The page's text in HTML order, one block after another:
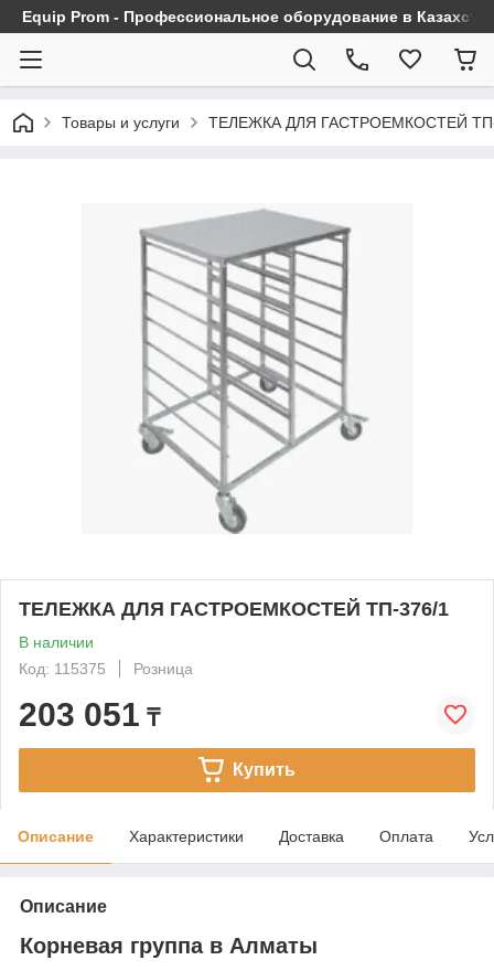
Equip Prom - Профессиональное оборудование в
Товары и услуги ТЕЛЕЖКА ДЛЯ ГАСТРОЕМКОСТЕЙ
ТЕЛЕЖКА ДЛЯ ГАСТРОЕМКОСТЕЙ ТП-376/1
В наличии
Код: 115375
Розница
203 051 ₸
Купить
Описание Характеристики Доставка Оплата
Описание
Корневая группа в Алматы